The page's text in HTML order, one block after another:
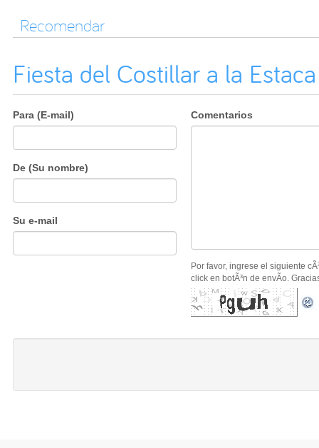
Recomendar
Fiesta del Costillar a la
Para (E-mail)
De (Su nombre)
Su e-mail
Comentarios
Por favor, ingrese el siguiente
click en botÃ³n de envÃ­o.